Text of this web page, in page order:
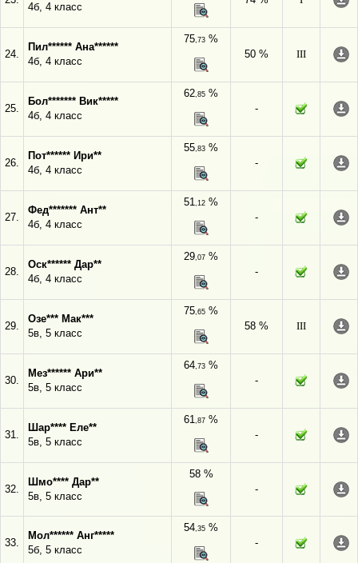
4б, 4 класс
24.
Пил****** Ана******
4б, 4 класс
75,73 %
50 %
III
25.
Бол******* Вик*****
4б, 4 класс
62,85 %
-
26.
Пот****** Ири**
4б, 4 класс
55,83 %
-
27.
Фед******* Ант**
4б, 4 класс
51,12 %
-
28.
Оск****** Дар**
4б, 4 класс
29,07 %
-
29.
Озе*** Мак***
5в, 5 класс
75,65 %
58 %
III
30.
Мез****** Ари**
5в, 5 класс
64,73 %
-
31.
Шар**** Еле**
5в, 5 класс
61,87 %
-
32.
Шмо**** Дар**
5в, 5 класс
58 %
-
33.
Мол****** Анг*****
5б, 5 класс
54,35 %
-